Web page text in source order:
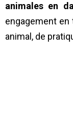
animales en
engagement
animal, de